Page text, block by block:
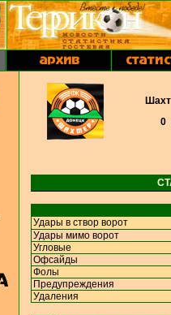
0
Удары в створ ворот
Удары мимо ворот
Угловые
Офсайды
Фолы
Предупреждения
Удаления